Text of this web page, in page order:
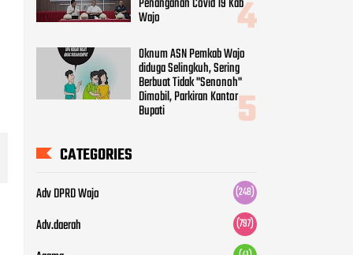
Adv DPRD Wajo (248)
Adv.daerah
(41)
Daerah (255)